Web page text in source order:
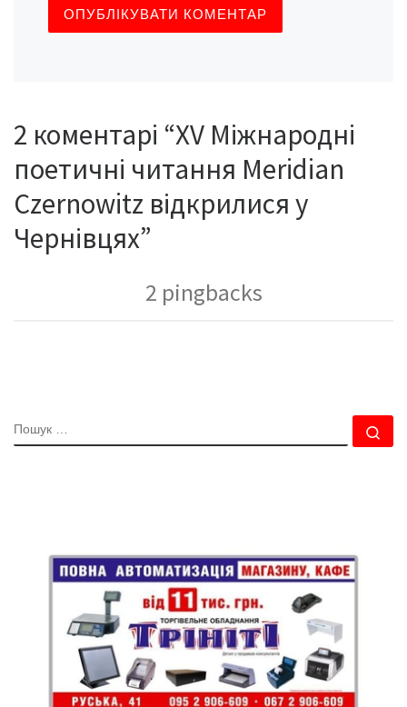
2 коментарі “ХV Міжнародні
поетичні читання Meridian
Czernowitz відкрилися у
Чернівцях”
2 pingbacks
ПОШУК